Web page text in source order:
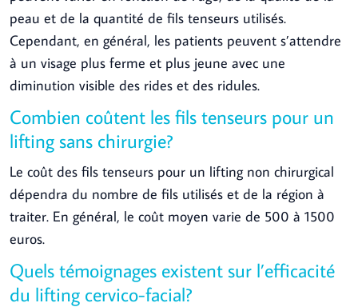
peau et de la quantité de fils tenseurs utilisés.
Cependant, en général, les patients peuvent s’attendre
à un visage plus ferme et plus jeune avec une
diminution visible des rides et des ridules.
Combien coûtent les fils tenseurs pour un
lifting sans chirurgie?
Le coût des fils tenseurs pour un lifting non chirurgical
dépendra du nombre de fils utilisés et de la région à
traiter. En général, le coût moyen varie de 500 à 1500
euros.
Quels témoignages existent sur l’efficacité
du lifting cervico-facial?